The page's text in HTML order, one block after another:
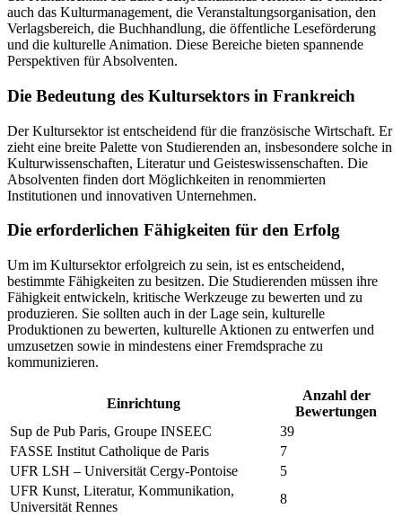
auch das Kulturmanagement, die Veranstaltungsorganisation, den
Verlagsbereich, die Buchhandlung, die öffentliche Leseförderung
und die kulturelle Animation. Diese Bereiche bieten spannende
Perspektiven für Absolventen.
Die Bedeutung des Kultursektors in Frankreich
Der Kultursektor ist entscheidend für die französische Wirtschaft. Er
zieht eine breite Palette von Studierenden an, insbesondere solche in
Kulturwissenschaften, Literatur und Geisteswissenschaften. Die
Absolventen finden dort Möglichkeiten in renommierten
Institutionen und innovativen Unternehmen.
Die erforderlichen Fähigkeiten für den Erfolg
Um im Kultursektor erfolgreich zu sein, ist es entscheidend,
bestimmte Fähigkeiten zu besitzen. Die Studierenden müssen ihre
Fähigkeit entwickeln, kritische Werkzeuge zu bewerten und zu
produzieren. Sie sollten auch in der Lage sein, kulturelle
Produktionen zu bewerten, kulturelle Aktionen zu entwerfen und
umzusetzen sowie in mindestens einer Fremdsprache zu
kommunizieren.
Einrichtung
Anzahl der
Bewertungen
Sup de Pub Paris, Groupe INSEEC
39
FASSE Institut Catholique de Paris
7
UFR LSH – Universität Cergy-Pontoise
5
UFR Kunst, Literatur, Kommunikation,
Universität Rennes
8